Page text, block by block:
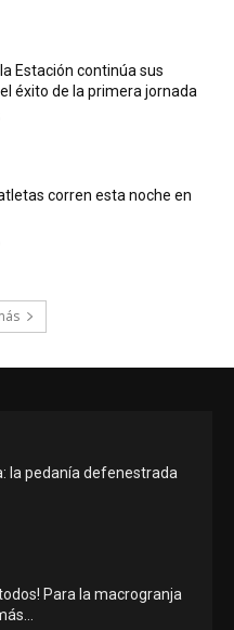
Estación continúa sus
éxito de la primera jornada
corren esta noche en
la pedanía defenestrada
Para la macrogranja